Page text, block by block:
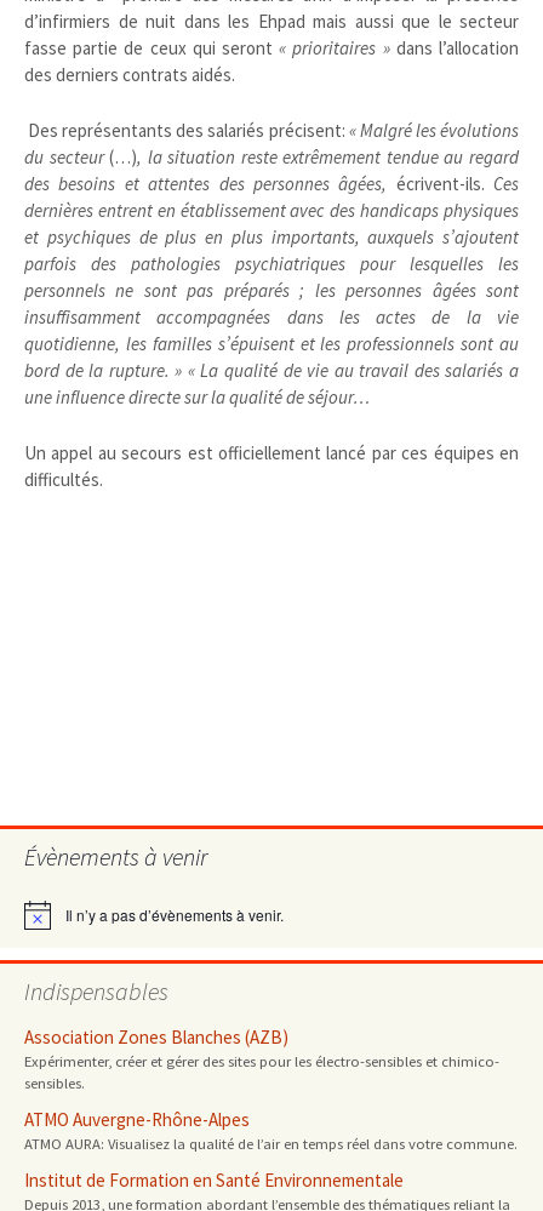
d’infirmiers de nuit dans les Ehpad mais aussi que le secteur
fasse partie de ceux qui seront« prioritaires »dans l’allocation
des derniers contrats aidés.
Des représentants des salariés précisent: « Malgré les évolutions
du secteur(…), la situation reste extrêmement tendue au regard
des besoins et attentes des personnes âgées, écrivent-ils. Ces
dernières entrent en établissement avec des handicaps physiques
et psychiques de plus en plus importants, auxquels s’ajoutent
parfois des pathologies psychiatriques pour lesquelles les
personnels ne sont pas préparés ; les personnes âgées sont
insuffisamment accompagnées dans les actes de la vie
quotidienne, les familles s’épuisent et les professionnels sont au
bord de la rupture. » « La qualité de vie au travail des salariés a
une influence directe sur la qualité de séjour…
Un appel au secours est officiellement lancé par ces équipes en
difficultés.
Évènements à venir
Notice Il n’y a pas d’évènements à venir.
Indispensables
Association Zones Blanches (AZB)
Expérimenter, créer et gérer des sites pour les électro-sensibles et chimico-
sensibles.
ATMO Auvergne-Rhône-Alpes
ATMO AURA: Visualisez la qualité de l’air en temps réel dans votre commune.
Institut de Formation en Santé Environnementale
Depuis 2013, une formation abordant l’ensemble des thématiques reliant la